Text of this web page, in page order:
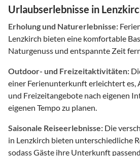
Urlaubserlebnisse in
Erholung und Naturerlebnisse:
Lenzkirch bieten eine komfortable
Naturgenuss und entspannte Zeit
Outdoor- und Freizeitaktivitäten:
einer Ferienunterkunft erleichtert
und Freizeitangebote nach eigenen
eigenen Tempo zu planen.
Saisonale Reiseerlebnisse: Die
in Lenzkirch bieten unterschiedliche
sodass Gäste ihre Unterkunft